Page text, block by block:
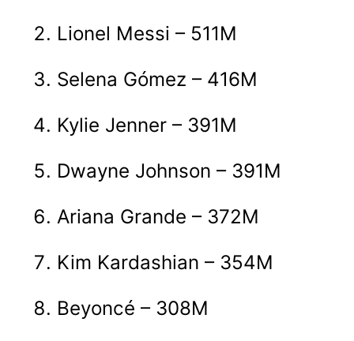
Lionel Messi – 511M
Selena Gómez – 416M
Kylie Jenner – 391M
Dwayne Johnson – 391M
Ariana Grande – 372M
Kim Kardashian – 354M
Beyoncé – 308M